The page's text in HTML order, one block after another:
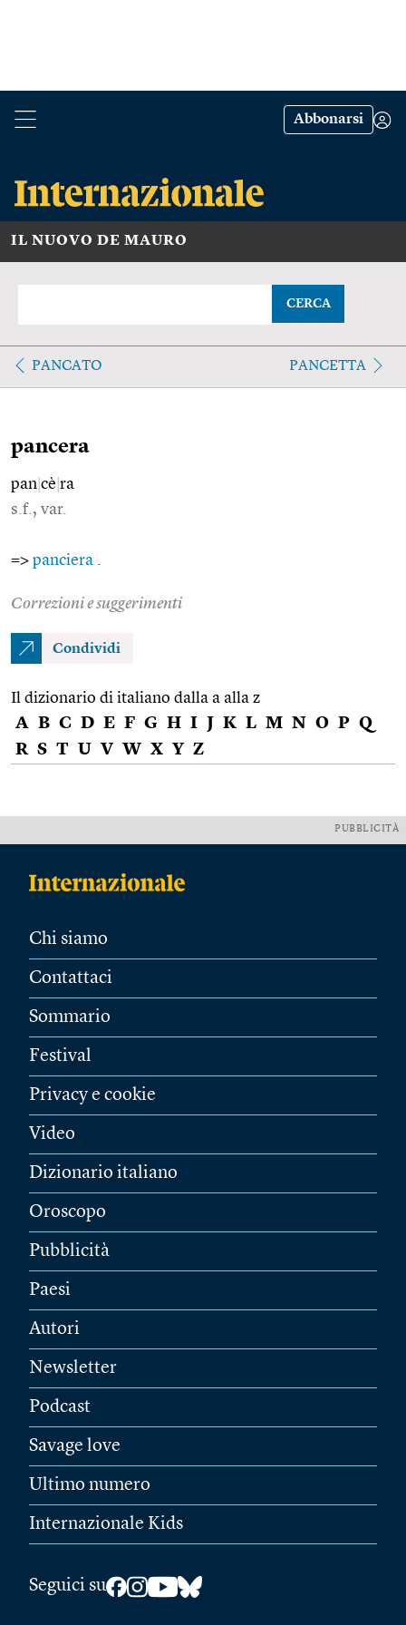
Abbonarsi
IL NUOVO DE MAURO
CERCA
PANCATO PANCETTA
pancera
pan cè ra
s.f., var.
=> panciera
Correzioni e suggerimenti
Condividi
Il dizionario di italiano dalla a alla z
A B C D E F G H I J K L M N O P Q
R S T U V W X Y Z
PUBBLICITÀ
Chi siamo
Contattaci
Sommario
Festival
Privacy e cookie
Video
Dizionario italiano
Oroscopo
Pubblicità
Paesi
Autori
Newsletter
Podcast
Savage love
Ultimo numero
Internazionale Kids
Seguici su